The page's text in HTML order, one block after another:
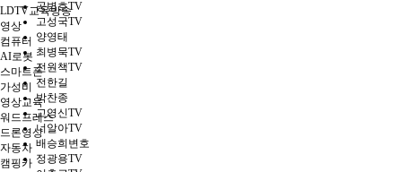
LDTV교육방송
영상
컴퓨터
AI로봇
스마트폰
가성비
영상교육
워드프레스
드론영상
자동차
캠핑카
공병호TV
고성국TV
양영태
최병묵TV
전원책TV
전한길
박찬종
고영신TV
너알아TV
배승희변호
정광용TV